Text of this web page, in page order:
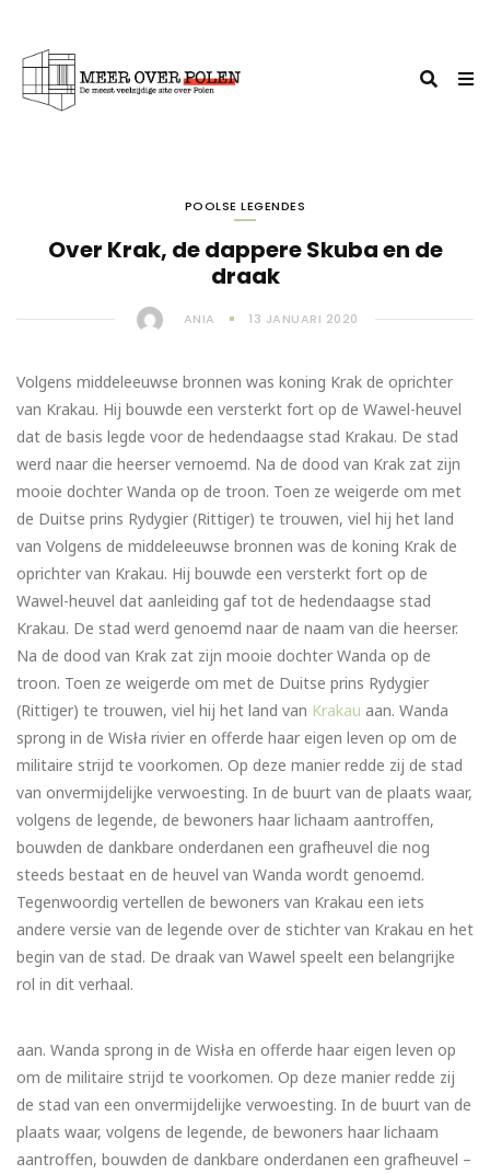
POOLSE LEGENDES
Over Krak, de dappere Skuba en de
draak
ANIA 13 JANUARI 2020
Volgens middeleeuwse bronnen was koning Krak de oprichter
van Krakau. Hij bouwde een versterkt fort op de Wawel-heuvel
dat de basis legde voor de hedendaagse stad Krakau. De stad
werd naar die heerser vernoemd. Na de dood van Krak zat zijn
mooie dochter Wanda op de troon. Toen ze weigerde om met
de Duitse prins Rydygier (Rittiger) te trouwen, viel hij het land
van Volgens de middeleeuwse bronnen was de koning Krak de
oprichter van Krakau. Hij bouwde een versterkt fort op de
Wawel-heuvel dat aanleiding gaf tot de hedendaagse stad
Krakau. De stad werd genoemd naar de naam van die heerser.
Na de dood van Krak zat zijn mooie dochter Wanda op de
troon. Toen ze weigerde om met de Duitse prins Rydygier
(Rittiger) te trouwen, viel hij het land van Krakau aan. Wanda
sprong in de Wisła rivier en offerde haar eigen leven op om de
militaire strijd te voorkomen. Op deze manier redde zij de stad
van onvermijdelijke verwoesting. In de buurt van de plaats waar,
volgens de legende, de bewoners haar lichaam aantroffen,
bouwden de dankbare onderdanen een grafheuvel die nog
steeds bestaat en de heuvel van Wanda wordt genoemd.
Tegenwoordig vertellen de bewoners van Krakau een iets
andere versie van de legende over de stichter van Krakau en het
begin van de stad. De draak van Wawel speelt een belangrijke
rol in dit verhaal.
aan. Wanda sprong in de Wisła en offerde haar eigen leven op
om de militaire strijd te voorkomen. Op deze manier redde zij
de stad van een onvermijdelijke verwoesting. In de buurt van de
plaats waar, volgens de legende, de bewoners haar lichaam
aantroffen, bouwden de dankbare onderdanen een grafheuvel –